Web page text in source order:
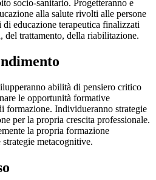
socio-sanitario. Progetteranno e
alla salute rivolti alle persone
educazione terapeutica finalizzati
del trattamento, della riabilitazione.
abilità di pensiero critico
le opportunità formative
formazione. Individueranno strategie
per la propria crescita professionale.
la propria formazione
metacognitive.